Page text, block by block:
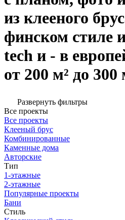
из клееного
финском стиле
tech и - в
от 200 м² до 300
Развернуть фильтры
Все проекты
Все проекты
Клееный брус
Комбинированные
Каменные дома
Авторские
Тип
1-этажные
2-этажные
Популярные проекты
Бани
Стиль